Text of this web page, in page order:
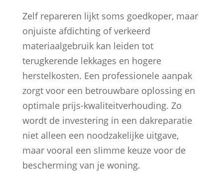
Zelf repareren lijkt soms goedkoper, maar
onjuiste afdichting of verkeerd
materiaalgebruik kan leiden tot
terugkerende lekkages en hogere
herstelkosten. Een professionele aanpak
zorgt voor een betrouwbare oplossing en
optimale prijs-kwaliteitverhouding. Zo
wordt de investering in een dakreparatie
niet alleen een noodzakelijke uitgave,
maar vooral een slimme keuze voor de
bescherming van je woning.